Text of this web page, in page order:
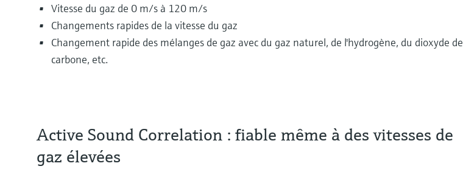
Vitesse du gaz de 0 m/s à 120 m/s
Changements rapides de la vitesse du gaz
Changement rapide des mélanges de gaz avec du gaz naturel, de l'hydrogène, du dioxyde de
carbone, etc.
Active Sound Correlation : fiable même à des vitesses de
gaz élevées